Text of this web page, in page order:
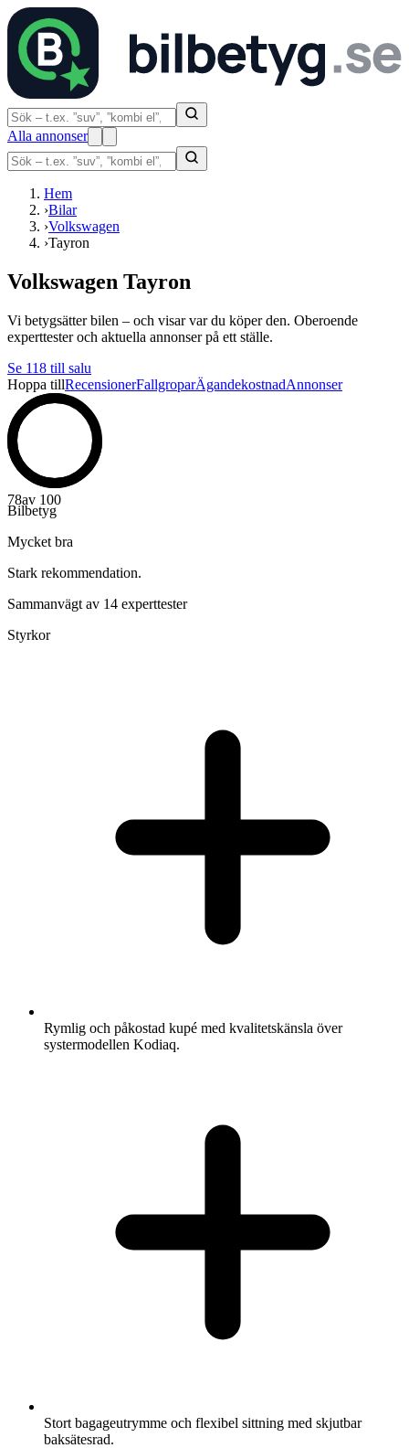
Alla annonser
Hem
›Bilar
›Volkswagen
›Tayron
Volkswagen Tayron
Vi betygsätter bilen – och visar var du köper den. Oberoende
experttester och aktuella annonser på ett ställe.
Se 118 till salu
Hoppa tillRecensionerFallgroparÄgandekostnadAnnonser
78av 100
Bilbetyg
Mycket bra
Stark rekommendation.
Sammanvägt av 14 experttester
Styrkor
Rymlig och påkostad kupé med kvalitetskänsla över
systermodellen Kodiaq.
Stort bagageutrymme och flexibel sittning med skjutbar
baksätesrad.